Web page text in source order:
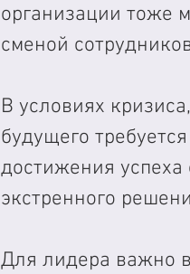
организации тоже
сменой
В условиях
будущего
достижения
экстренного
Для лидера важно